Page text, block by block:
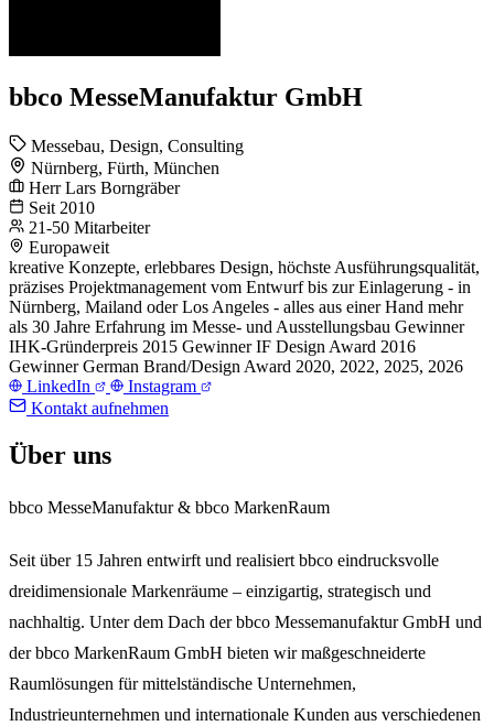
bbco MesseManufaktur GmbH
Messebau, Design, Consulting
Nürnberg, Fürth, München
Herr Lars Borngräber
Seit 2010
21-50 Mitarbeiter
Europaweit
kreative Konzepte, erlebbares Design, höchste Ausführungsqualität,
präzises Projektmanagement vom Entwurf bis zur Einlagerung - in
Nürnberg, Mailand oder Los Angeles - alles aus einer Hand mehr
als 30 Jahre Erfahrung im Messe- und Ausstellungsbau Gewinner
IHK-Gründerpreis 2015 Gewinner IF Design Award 2016
Gewinner German Brand/Design Award 2020, 2022, 2025, 2026
LinkedIn
Instagram
Kontakt aufnehmen
Über uns
bbco MesseManufaktur & bbco MarkenRaum
Seit über 15 Jahren entwirft und realisiert bbco eindrucksvolle
dreidimensionale Markenräume – einzigartig, strategisch und
nachhaltig. Unter dem Dach der bbco Messemanufaktur GmbH und
der bbco MarkenRaum GmbH bieten wir maßgeschneiderte
Raumlösungen für mittelständische Unternehmen,
Industrieunternehmen und internationale Kunden aus verschiedenen